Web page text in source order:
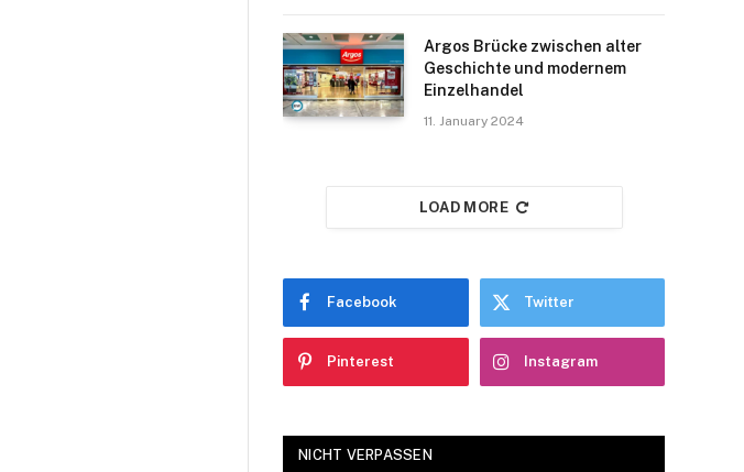
Argos Brücke zwischen alter
Geschichte und modernem
Einzelhandel
11. January 2024
LOAD MORE
Facebook Twitter
Pinterest Instagram
NICHT VERPASSEN